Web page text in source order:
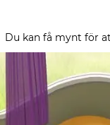
Du kan få mynt för